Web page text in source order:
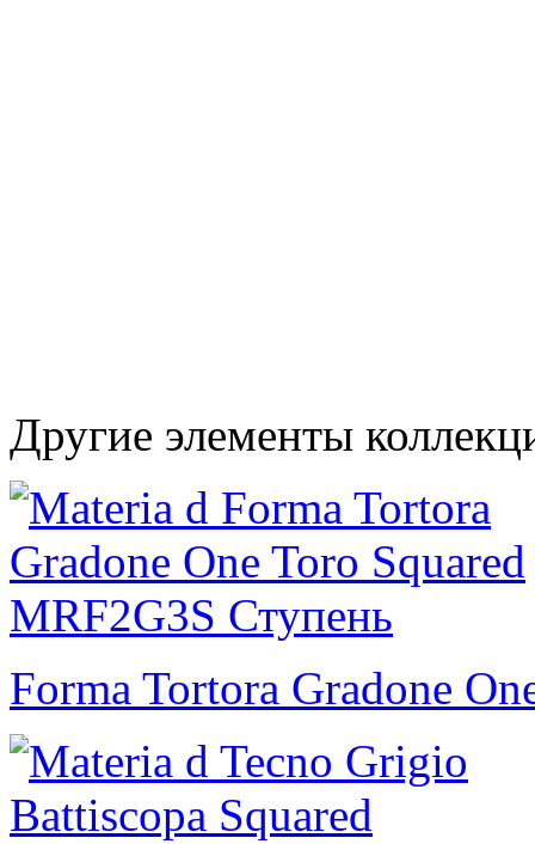
Другие элементы
Forma Tortora Gradone